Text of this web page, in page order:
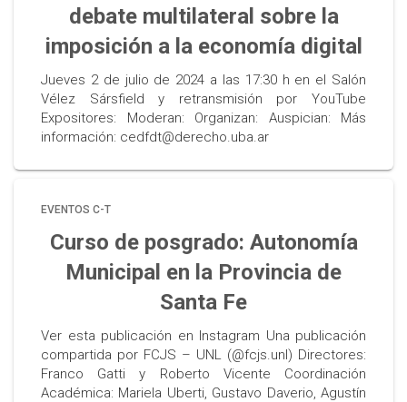
debate multilateral sobre la
imposición a la economía digital
Jueves 2 de julio de 2024 a las 17:30 h en el Salón
Vélez Sársfield y retransmisión por YouTube
Expositores: Moderan: Organizan: Auspician: Más
información: cedfdt@derecho.uba.ar
EVENTOS C-T
Curso de posgrado: Autonomía
Municipal en la Provincia de
Santa Fe
Ver esta publicación en Instagram Una publicación
compartida por FCJS – UNL (@fcjs.unl) Directores:
Franco Gatti y Roberto Vicente Coordinación
Académica: Mariela Uberti, Gustavo Daverio, Agustín